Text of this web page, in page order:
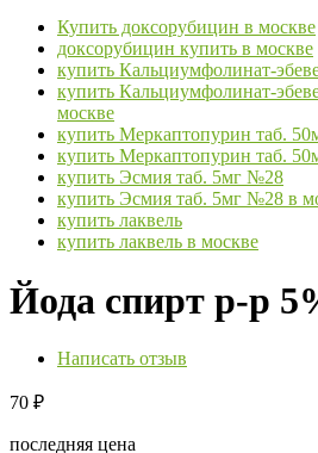
Купить доксорубицин в москве
доксорубицин купить в москве
купить Кальциумфолинат-
купить Кальциумфолинат-
москве
купить Меркаптопурин таб.
купить Меркаптопурин таб.
купить Эсмия таб. 5мг №28
купить Эсмия таб. 5мг №28 в
купить лаквель
купить лаквель в москве
Йода спирт р-р
Написать отзыв
70 ₽
последняя цена